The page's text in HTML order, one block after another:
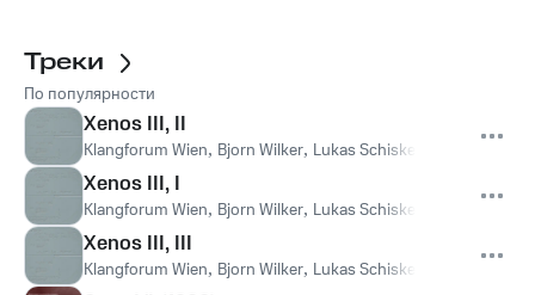
Треки
По популярности
Xenos III, II
Klangforum Wien, Bjorn Wilker, Lukas Schiske
Xenos III, I
Klangforum Wien, Bjorn Wilker, Lukas Schiske
Xenos III, III
Klangforum Wien, Bjorn Wilker, Lukas Schiske